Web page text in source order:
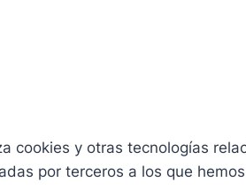
cookies y otras tecnologías
por terceros a los que